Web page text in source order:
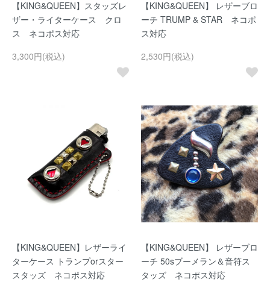
【KING&QUEEN】スタッズレ
ザー・ライターケース クロ
ス ネコポス対応
3,300円(税込)
【KING&QUEEN】 レザーブロ
ーチ TRUMP & STAR ネコポ
ス対応
2,530円(税込)
【KING&QUEEN】レザーライ
ターケース トランプorスター
スタッズ ネコポス対応
【KING&QUEEN】 レザーブロ
ーチ 50sブーメラン＆音符ス
タッズ ネコポス対応